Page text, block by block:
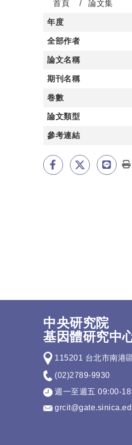
首頁 論文集
年度
全部作者
論文名稱
期刊名稱
卷數
論文類型
參考連結
中央研究院
基因體研究中
115201 台北市南港
(02)2789-9930
週一至週五 09:00-